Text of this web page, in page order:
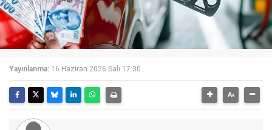
Yayınlanma: 16 Haziran 2026 Salı 17:30